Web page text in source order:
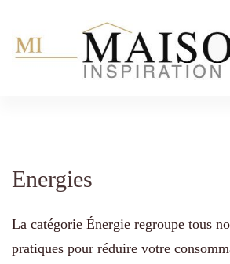
Energies
La catégorie Énergie regroupe tous
pratiques pour réduire votre